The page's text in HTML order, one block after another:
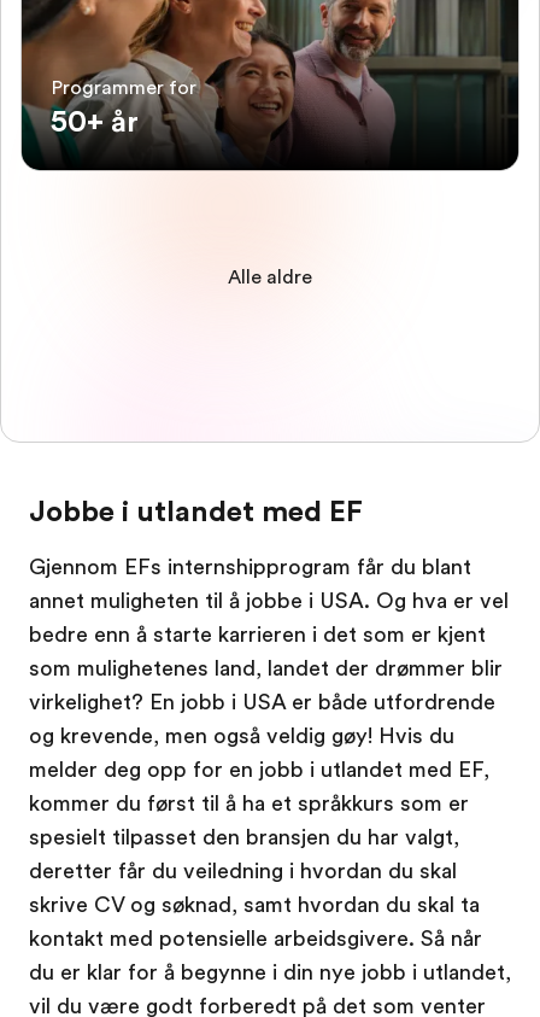
Programmer for
50+ år
Alle aldre
Jobbe i utlandet med EF
Gjennom EFs internshipprogram får du blant
annet muligheten til å jobbe i USA. Og hva er vel
bedre enn å starte karrieren i det som er kjent
som mulighetenes land, landet der drømmer blir
virkelighet? En jobb i USA er både utfordrende
og krevende, men også veldig gøy! Hvis du
melder deg opp for en jobb i utlandet med EF,
kommer du først til å ha et språkkurs som er
spesielt tilpasset den bransjen du har valgt,
deretter får du veiledning i hvordan du skal
skrive CV og søknad, samt hvordan du skal ta
kontakt med potensielle arbeidsgivere. Så når
du er klar for å begynne i din nye jobb i utlandet,
vil du være godt forberedt på det som venter